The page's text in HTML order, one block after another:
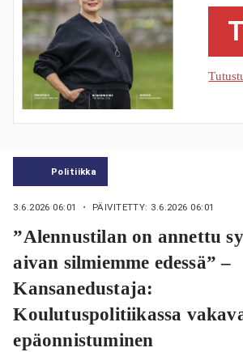
Politiikka
3.6.2026 06:01 ・ PÄIVITETTY: 3.6.2026 06:01
”Alennustilan on annettu
aivan silmiemme edessä” –
Kansanedustaja:
Koulutuspolitiikassa
epäonnistuminen